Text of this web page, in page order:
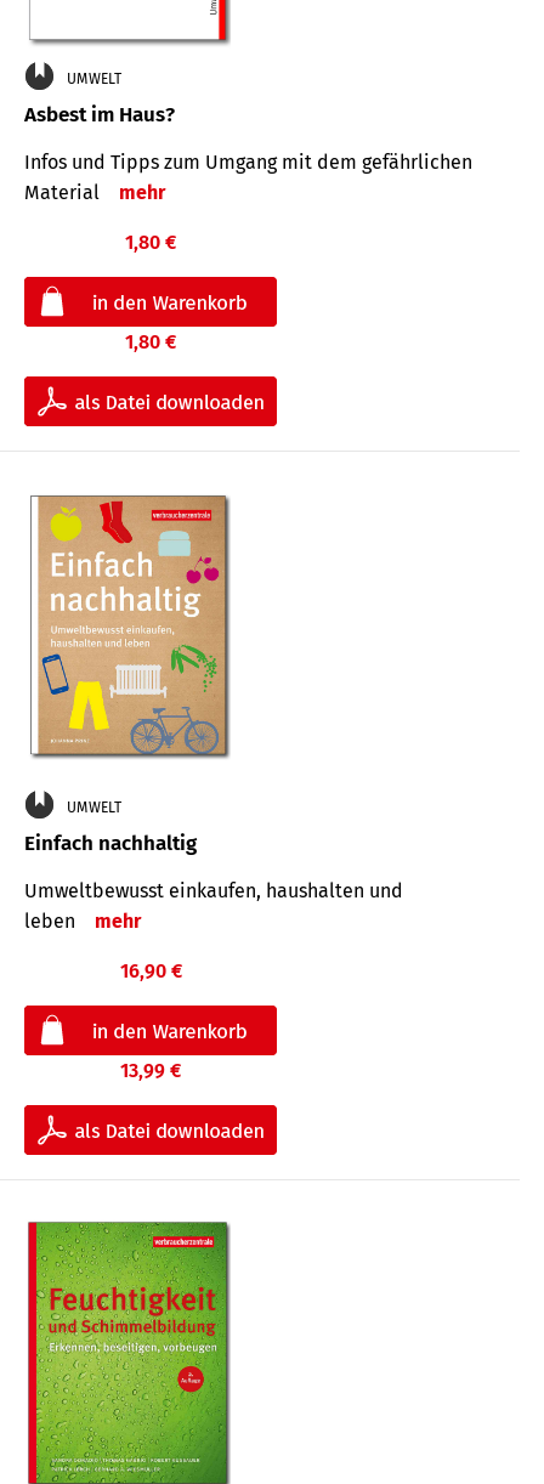
UMWELT
Asbest im Haus?
Infos und Tipps zum Um­gang mit dem ge­fähr­lichen
Mate­rial
mehr
1,80 €
1,80 €
UMWELT
Einfach nachhaltig
Umweltbewusst einkaufen, haushalten und
leben
mehr
16,90 €
13,99 €